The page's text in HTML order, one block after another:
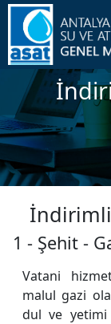
İndirimli
1 - Şehit -
Vatani
malul gazi
dul ve yetimi